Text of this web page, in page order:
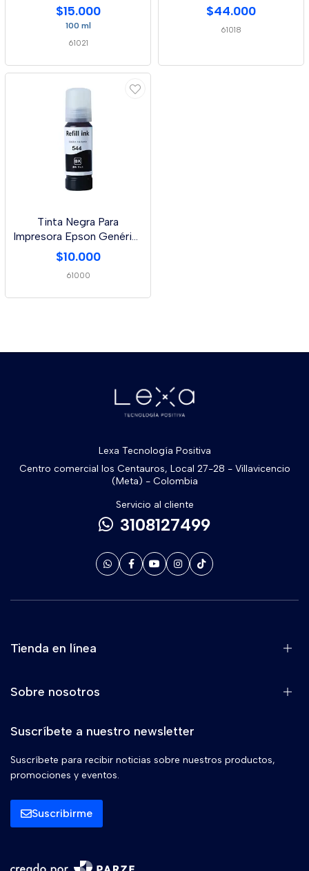
$15.000
100 ml
61021
$44.000
61018
Tinta Negra Para
Impresora Epson Genérica
X 70 Ml L3110/L3
$10.000
61000
Lexa Tecnología Positiva
Centro comercial los Centauros, Local 27-28 - Villavicencio
(Meta) - Colombia
Servicio al cliente
3108127499
Tienda en línea
Sobre nosotros
Suscríbete a nuestro newsletter
Suscríbete para recibir noticias sobre nuestros productos,
promociones y eventos.
Suscribirme